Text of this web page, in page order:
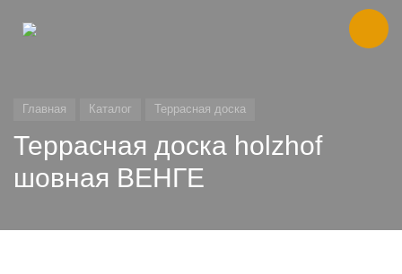
Главная Каталог Террасная доска
Террасная доска holzhof
шовная ВЕНГЕ